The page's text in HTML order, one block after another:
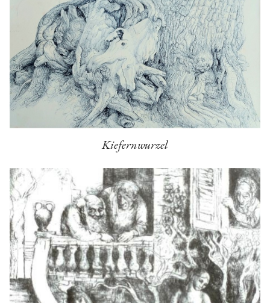
Kiefernwurzel